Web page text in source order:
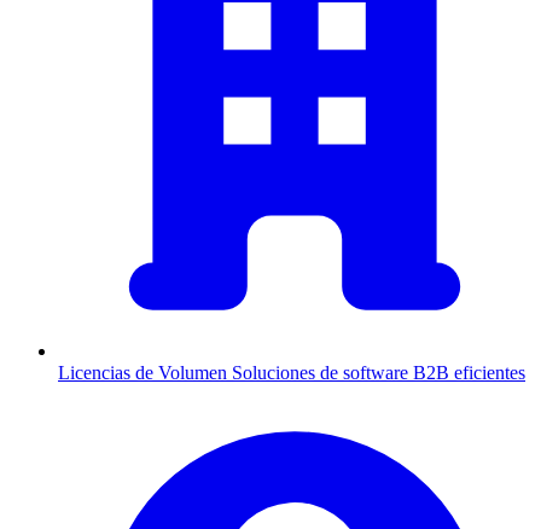
Licencias de Volumen Soluciones de software B2B eficientes